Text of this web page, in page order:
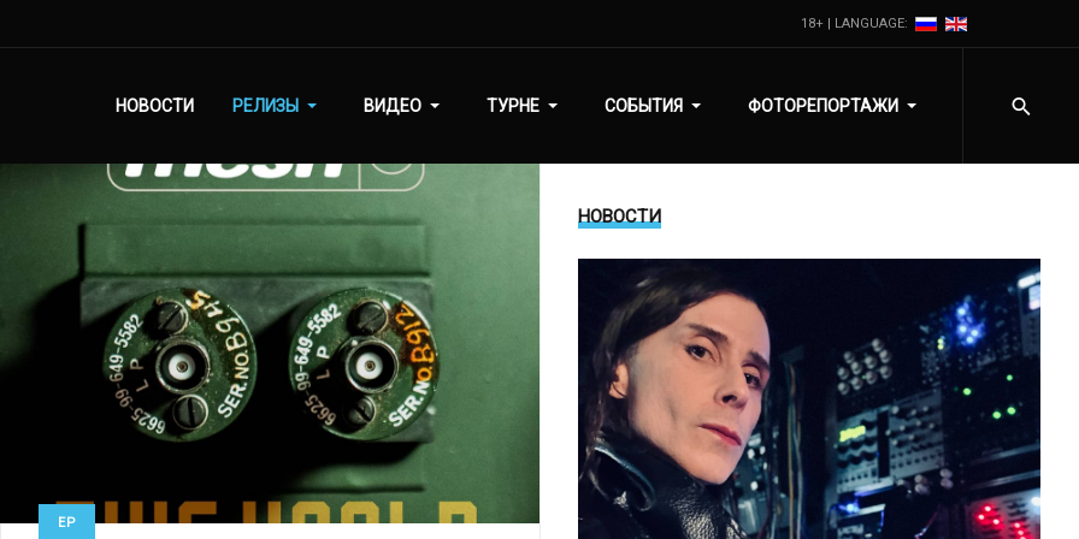
18+ | LANGUAGE:
НОВОСТИ РЕЛИЗЫ ВИДЕО ТУРНЕ СОБЫТИЯ ФОТОРЕПОРТАЖИ
EP
НОВОСТИ